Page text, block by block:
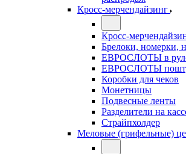
Кросс-мерчендайзинг
Кросс-
Брелоки, номерки,
ЕВРОСЛОТЫ в
ЕВРОСЛОТЫ
Коробки для чеков
Монетницы
Подвесные ленты
Разделители на
Страйпхолдер
Меловые (грифельные)